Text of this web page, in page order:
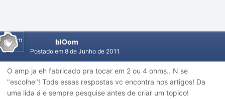
blOom
Postado em 8 de Junho de 2011
O amp ja eh fabricado pra tocar em 2 ou 4 ohms.. N se
"escolhe"! Tods essas respostas vc encontra nos artigos! Da
uma lida á e sempre pesquise antes de criar um topico!